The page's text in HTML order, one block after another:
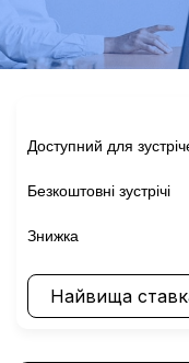
Доступний для
Безкоштовні зустрічі
Знижка